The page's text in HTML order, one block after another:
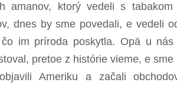
amanov, ktorý vedeli s tabakom
dnes by sme povedali, e vedeli
im príroda poskytla. Opä u
pretoe z histórie vieme, e
Ameriku a začali